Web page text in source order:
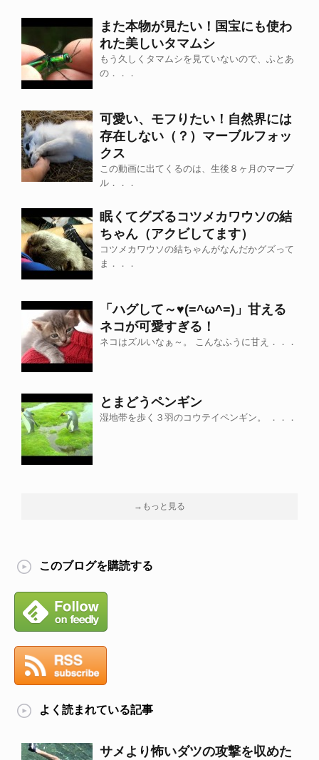
また本物が見たい！国宝にも使わ
れた美しいタマムシ
もう久しくタマムシを見ていないので、ふとあ
の．．．
可愛い、モフりたい！自然界には
存在しない（？）マーブルフォッ
クス
この動画に出てくるのは、生後８ヶ月のマーブ
ル．．．
眠くてグズるコツメカワウソの結
ちゃん（アクビしてます）
コツメカワウソの結ちゃんがなんだかグズって
ま．．．
「ハグして～♥(=^ω^=)」甘える
ネコが可愛すぎる！
ネコはズルいなぁ～。 こんなふうに甘え．．．
とまどうペンギン
湿地帯を歩く３羽のコウテイペンギン。 ．．．
→もっと見る
このブログを購読する
よく読まれている記事
サメより怖いダツの攻撃を収めた